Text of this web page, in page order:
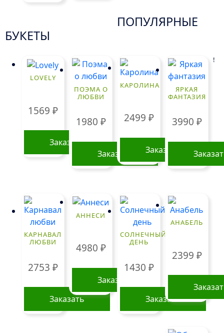
ПОПУЛЯРНЫЕ
БУКЕТЫ
LOVELY
1569 ₽
Заказать
ПОЭМА О
ЛЮБВИ
1980 ₽
Заказать
КАРОЛИНА
2499 ₽
Заказать
ЯРКАЯ
ФАНТАЗИЯ
3990 ₽
КАРНАВАЛ
ЛЮБВИ
2753 ₽
Заказать
АННЕСИ
4980 ₽
Заказать
СОЛНЕЧНЫЙ
ДЕНЬ
1430 ₽
Заказать
АНАБЕЛЬ
2399 ₽
!